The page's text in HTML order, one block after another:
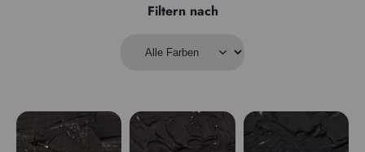
Filtern nach